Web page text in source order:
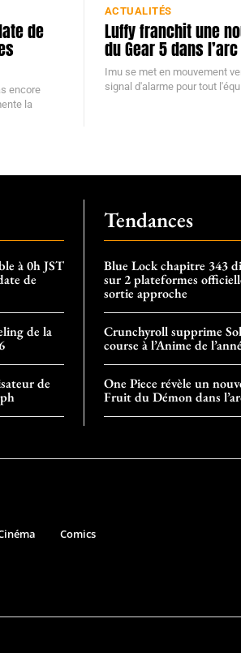
de
encore
la
ACTUALITÉS
Luffy franchit une
du Gear 5 dans
Imu se met en mouvement
signal d'alarme pour tout
à 0h JST
de
de la
de
Tendances
Blue Lock chapitre 343
sur 2 plateformes
sortie approche
Crunchyroll supprime
course à l’Anime de
One Piece révèle un
Fruit du Démon dans
Comics